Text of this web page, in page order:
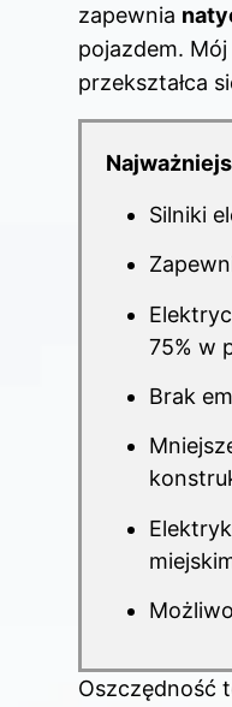
zapewnia
pojazdem.
przekształca
Silniki
75% w
Brak
Oszczędność